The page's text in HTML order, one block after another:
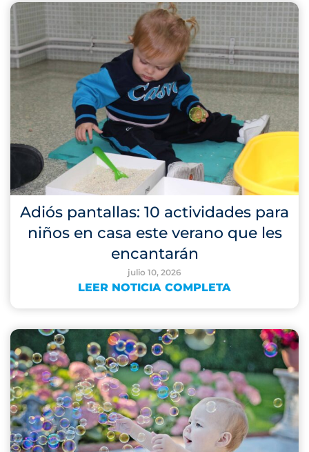
Adiós pantallas: 10 actividades para
niños en casa este verano que les
encantarán
julio 10, 2026
LEER NOTICIA COMPLETA